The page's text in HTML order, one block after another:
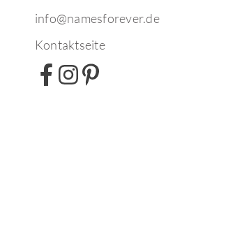
info@namesforever.de
Kontaktseite